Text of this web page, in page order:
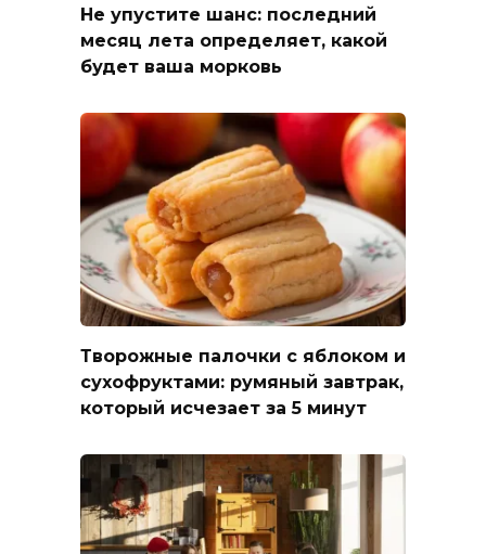
Не упустите шанс: последний
месяц лета определяет, какой
будет ваша морковь
Творожные палочки с яблоком и
сухофруктами: румяный завтрак,
который исчезает за 5 минут